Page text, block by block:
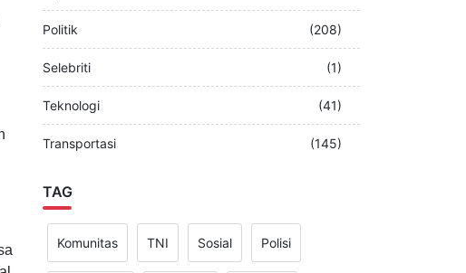
Peristiwa Nasional (127)
Pojok24Jam (17)
Politik (208)
Selebriti (1)
Transportasi
TAG